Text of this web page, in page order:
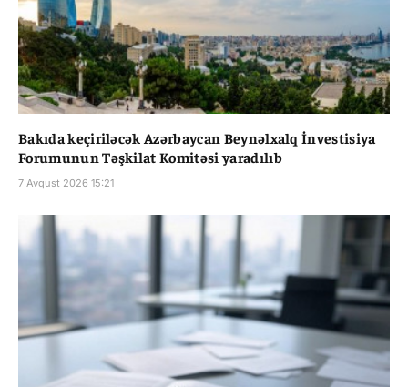
Bakıda keçiriləcək Azərbaycan Beynəlxalq İnvestisiya
Forumunun Təşkilat Komitəsi yaradılıb
7 Avqust 2026 15:21